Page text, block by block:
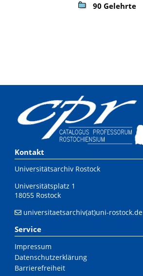
90 Gelehrte
Kontakt
Universitätsarchiv Rostock
Universitätsplatz 1
18055 Rostock
universitaetsarchiv(at)uni-rostock.de
Service
Impressum
Datenschutzerklärung
Barrierefreiheit